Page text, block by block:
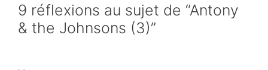
9 réflexions au sujet de “Antony
& the Johnsons (3)”